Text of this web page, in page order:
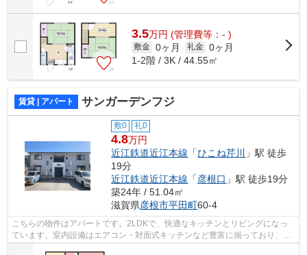
3.5万円 (管理費等：- )
敷金 0ヶ月 礼金 0ヶ月
1-2階 / 3K / 44.55㎡
賃貸 | アパート サンガーデンフジ
敷0 礼0
4.8万円
近江鉄道近江本線 「ひこね芹川
」駅 徒歩
19分
近江鉄道近江本線 「彦根口 」駅 徒歩19分
築24年 / 51.04㎡
滋賀県彦根市平田町60-4
こちらの物件はアパートです。2LDKで、快適なキッチンとリビングになっ
ています。室内設備はエアコン・対面式キッチンなど豊富に揃っており、過